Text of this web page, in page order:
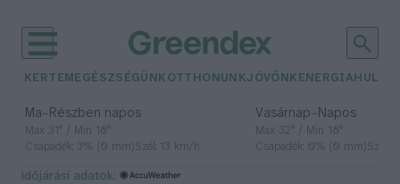
KERTEM EGÉSZSÉGÜNK OTTHONUNKJÖVŐNK ENERGIA
Ma– Részben napos
Max 31° / Min 18°
Csapadék: 3% (0 mm)Szél: 13 km/h
Vasárnap– Napos
Max 32° / Min 18°
Csapadék: 0% (0 mm)Szél:
időjárási adatok: